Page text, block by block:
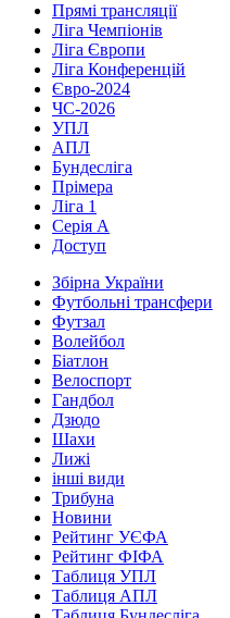
Прямі трансляції
Ліга Чемпіонів
Ліга Європи
Ліга Конференцій
Євро-2024
ЧС-2026
УПЛ
АПЛ
Бундесліга
Прімера
Ліга 1
Серія А
Доступ
Збірна України
Футбольні трансфери
Футзал
Волейбол
Біатлон
Велоспорт
Гандбол
Дзюдо
Шахи
Лижі
інші види
Трибуна
Новини
Рейтинг УЄФА
Рейтинг ФІФА
Таблиця УПЛ
Таблиця АПЛ